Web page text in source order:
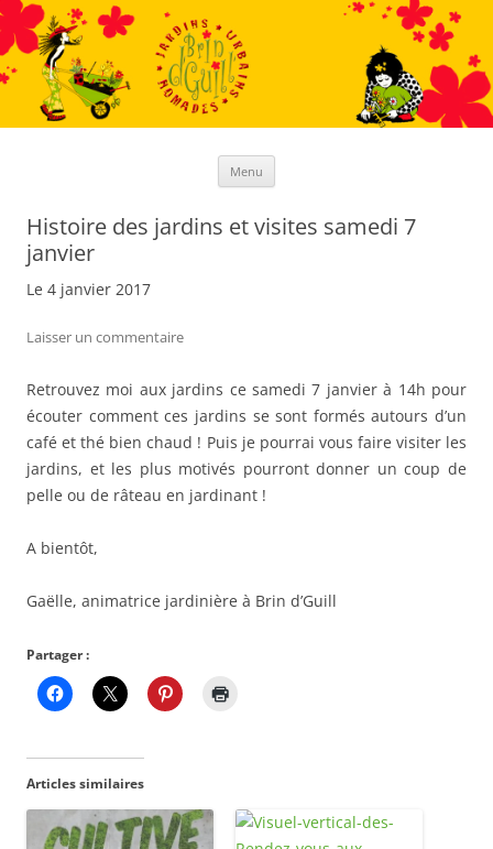
Menu
Histoire des jardins et visites samedi 7
janvier
Le 4 janvier 2017
Laisser un commentaire
Retrouvez moi aux jardins ce samedi 7 janvier à 14h pour
écouter comment ces jardins se sont formés autours d’un
café et thé bien chaud ! Puis je pourrai vous faire visiter les
jardins, et les plus motivés pourront donner un coup de
pelle ou de râteau en jardinant !
A bientôt,
Gaëlle, animatrice jardinière à Brin d’Guill
Partager :
Articles similaires